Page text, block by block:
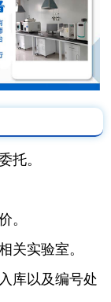
托。
。
关实验室。
库以及编号处